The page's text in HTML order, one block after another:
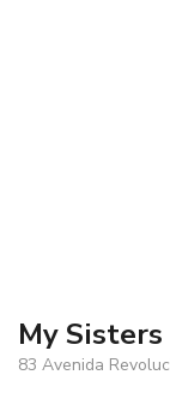
My
83 Avenida